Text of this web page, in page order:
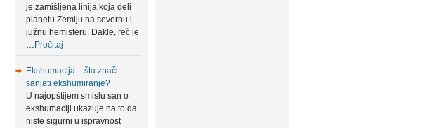
je zamišljena linija koja deli
planetu Zemlju na severnu i
južnu hemisferu. Dakle, reč je
… Pročitaj
Ekshumacija – šta znači
sanjati ekshumiranje?
U najopštijem smislu san o
ekshumaciji ukazuje na to da
niste sigurni u ispravnost